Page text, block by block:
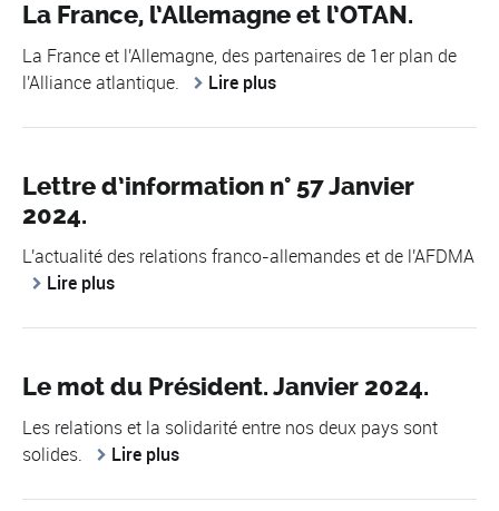
La France, l’Allemagne et l’OTAN.
La France et l'Allemagne, des partenaires de 1er plan de
l'Alliance atlantique.
Lire plus
Lettre d’information n° 57 Janvier
2024.
L'actualité des relations franco-allemandes et de l'AFDMA
Lire plus
Le mot du Président. Janvier 2024.
Les relations et la solidarité entre nos deux pays sont
solides.
Lire plus